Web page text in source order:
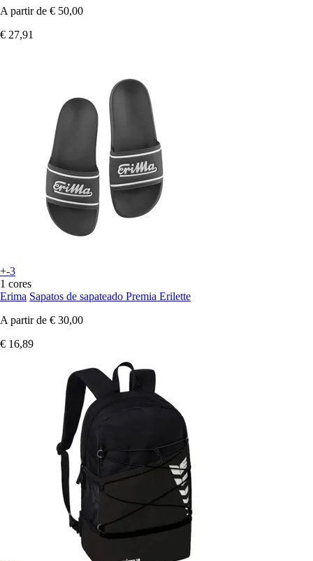
A partir de € 50,00
€ 27,91
+-3
1 cores
Erima Sapatos de sapateado Premia Erilette
A partir de € 30,00
€ 16,89